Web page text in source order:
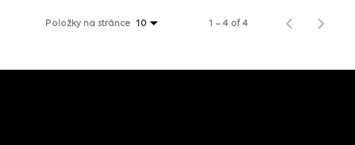
Položky na stránce 10 1 – 4 of 4